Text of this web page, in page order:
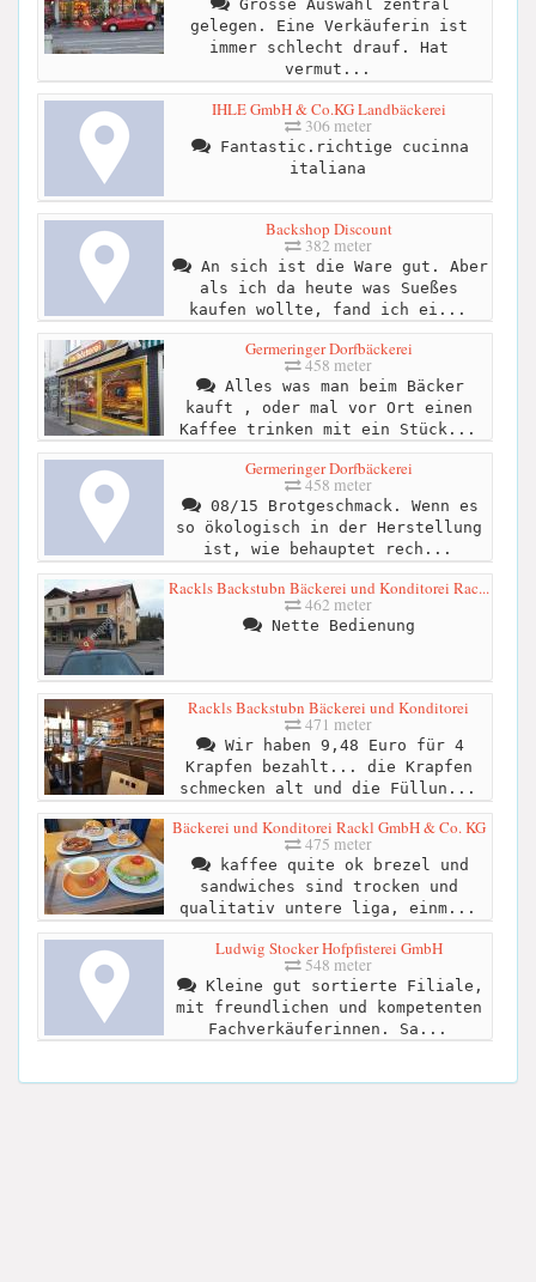
Grosse Auswahl zentral
gelegen. Eine Verkäuferin ist
immer schlecht drauf. Hat
vermut...
IHLE GmbH & Co.KG Landbäckerei
306 meter
Fantastic.richtige cucinna
italiana
Backshop Discount
382 meter
An sich ist die Ware gut. Aber
als ich da heute was Sueßes
kaufen wollte, fand ich ei...
Germeringer Dorfbäckerei
458 meter
Alles was man beim Bäcker
kauft , oder mal vor Ort einen
Kaffee trinken mit ein Stück...
Germeringer Dorfbäckerei
458 meter
08/15 Brotgeschmack. Wenn es
so ökologisch in der Herstellung
ist, wie behauptet rech...
Rackls Backstubn Bäckerei und Konditorei Rac...
462 meter
Nette Bedienung
Rackls Backstubn Bäckerei und Konditorei
471 meter
Wir haben 9,48 Euro für 4
Krapfen bezahlt... die Krapfen
schmecken alt und die Füllun...
Bäckerei und Konditorei Rackl GmbH & Co. KG
475 meter
kaffee quite ok brezel und
sandwiches sind trocken und
qualitativ untere liga, einm...
Ludwig Stocker Hofpfisterei GmbH
548 meter
Kleine gut sortierte Filiale,
mit freundlichen und kompetenten
Fachverkäuferinnen. Sa...